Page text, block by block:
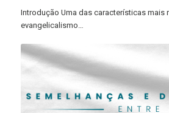
Introdução Uma das características mais
evangelicalismo…